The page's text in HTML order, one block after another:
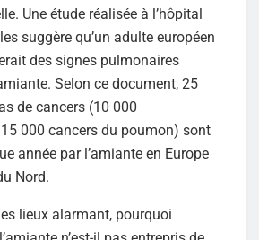
Une étude réalisée à l’hôpital
suggère qu’un adulte européen
des signes pulmonaires
Selon ce document, 25
de cancers (10 000
000 cancers du poumon) sont
année par l’amiante en Europe
Nord.
lieux alarmant, pourquoi